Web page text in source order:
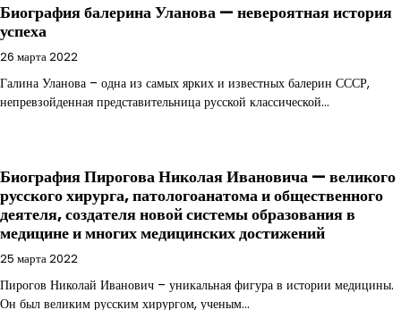
Биография балерина Уланова — невероятная история
успеха
26 марта 2022
Галина Уланова – одна из самых ярких и известных балерин СССР,
непревзойденная представительница русской классической…
Биография Пирогова Николая Ивановича — великого
русского хирурга, патологоанатома и общественного
деятеля, создателя новой системы образования в
медицине и многих медицинских достижений
25 марта 2022
Пирогов Николай Иванович – уникальная фигура в истории медицины.
Он был великим русским хирургом, ученым…